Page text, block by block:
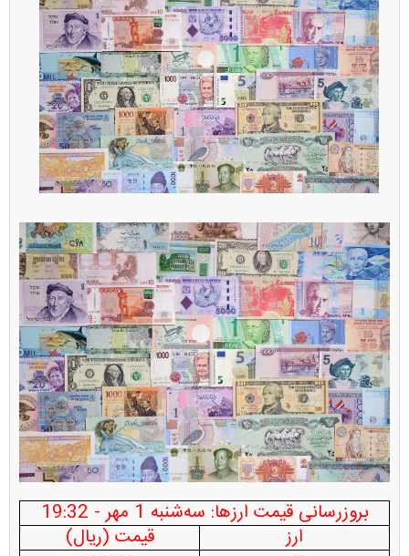
بروزرسانی قیمت ارزها: سه‌شنبه 1 مهر - 19:32
ارز
قیمت (ریال)